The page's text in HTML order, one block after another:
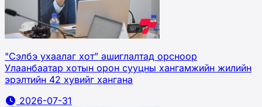
"Сэлбэ ухаалаг хот” ашиглалтад орсноор
Улаанбаатар хотын орон сууцны хангамжийн жилийн
эрэлтийн 42 хувийг хангана
2026-07-31